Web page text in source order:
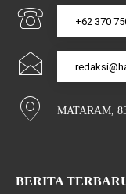
+62 370
MATARAM,
BERITA